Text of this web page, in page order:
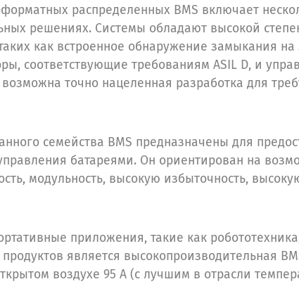
распределенных BMS включает
решениях. Системы обладают высокой
как встроенное обнаружение замыкания
соответствующие требованиям ASIL D, и
точно нацеленная разработка для
семейства BMS предназначены для
батареями. Он ориентирован на
модульность, высокую избыточность,
приложения, такие как
является высокопроизводительная
воздухе 95 А (с лучшим в отрасли